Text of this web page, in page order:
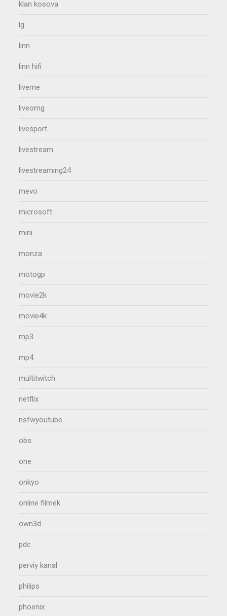
klan kosova
lg
linn
linn hifi
liveme
liveomg
livesport
livestream
livestreaming24
mevo
microsoft
mini
monza
motogp
movie2k
movie4k
mp3
mp4
multitwitch
netflix
nsfwyoutube
obs
one
onkyo
online filmek
own3d
pdc
perviy kanal
philips
phoenix